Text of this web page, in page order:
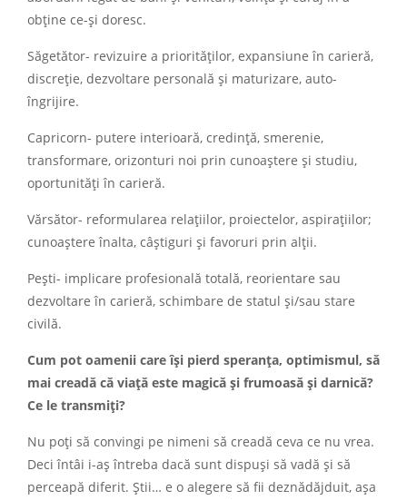
obţine ce-şi doresc.
Săgetător- revizuire a priorităţilor, expansiune în carieră,
discreţie, dezvoltare personală şi maturizare, auto-
îngrijire.
Capricorn- putere interioară, credinţă, smerenie,
transformare, orizonturi noi prin cunoaştere şi studiu,
oportunităţi în carieră.
Vărsător- reformularea relaţiilor, proiectelor, aspiraţiilor;
cunoaştere înalta, câştiguri şi favoruri prin alţii.
Peşti- implicare profesională totală, reorientare sau
dezvoltare în carieră, schimbare de statul şi/sau stare
civilă.
Cum pot oamenii care îşi pierd speranţa, optimismul, să
mai creadă că viaţă este magică şi frumoasă şi darnică?
Ce le transmiţi?
Nu poţi să convingi pe nimeni să creadă ceva ce nu vrea.
Deci întâi i-aş întreba dacă sunt dispuşi să vadă şi să
perceapă diferit. Ştii… e o alegere să fii deznădăjduit, aşa